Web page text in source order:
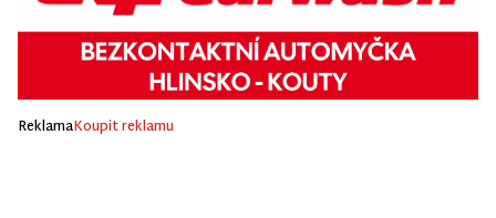
ReklamaKoupit reklamu